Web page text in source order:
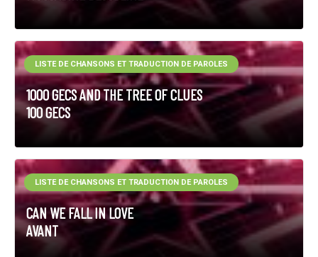
1000 GECS AND THE TREE OF CLUES
100 GECS
LISTE DE CHANSONS ET TRADUCTION DE PAROLES
CAN WE FALL IN LOVE
AVANT
LISTE DE CHANSONS ET TRADUCTION DE PAROLES